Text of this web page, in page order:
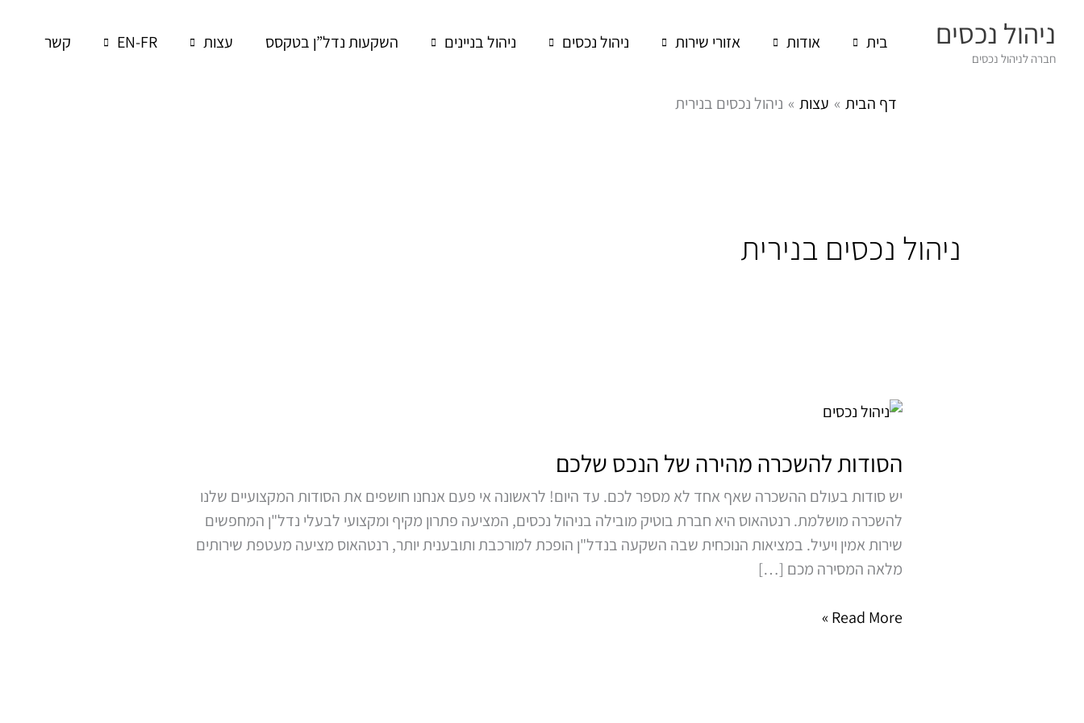
לתוכןניהול נכסים
חברה לניהול נכסים
בית אודות אזורי שירות ניהול נכסים ניהול בניינים השקעות נדל”ן בטקסס עצות EN-FR קשר
דף הבית עצות ניהול נכסים בנירית
ניהול נכסים בנירית
הסודות להשכרה מהירה של הנכס שלכם
יש סודות בעולם ההשכרה שאף אחד לא מספר לכם. עד היום! לראשונה אי פעם אנחנו חושפים את הסודות המקצועיים שלנו
להשכרה מושלמת. רנטהאוס היא חברת בוטיק מובילה בניהול נכסים, המציעה פתרון מקיף ומקצועי לבעלי נדל"ן המחפשים
שירות אמין ויעיל. במציאות הנוכחית שבה השקעה בנדל"ן הופכת למורכבת ותובענית יותר, רנטהאוס מציעה מעטפת שירותים
מלאה המסירה מכם […]
הסודות
מהירה
הנכס
שלכם
Read More »